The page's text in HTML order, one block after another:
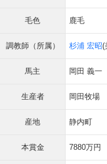
毛色 鹿毛
調教師（所属） 杉浦 宏昭(
馬主 岡田 義一
生産者 岡田牧場
産地 静内町
本賞金 7880万円